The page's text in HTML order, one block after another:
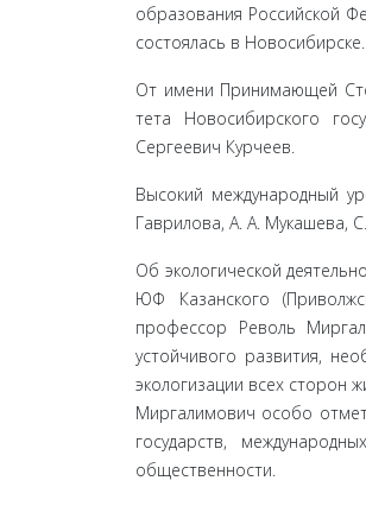
образования Россий­ской
состоялась в Новоси­бирске.
От имени Принимающей
тета Новосибирского
Сергеевич Курчеев.
Высокий международный
Гаврилова, А. А. Мукашева,
Об экологической
ЮФ Казанского
профессор Револь
устойчивого развития,
экологизации всех сторон
Миргалимович особо
государств,
общественности.